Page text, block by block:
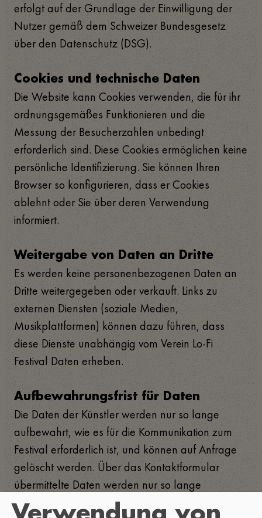
erfolgt auf der Grundlage der Einwilligung der
Nutzer gemäß dem Schweizer Bundesgesetz
über den Datenschutz (DSG).
Cookies und technische Daten
Die Website kann Cookies verwenden, die für ihr
ordnungsgemäßes Funktionieren und die
Messung der Besucherzahlen unbedingt
erforderlich sind. Diese Cookies ermöglichen keine
persönliche Identifizierung. Sie können Ihren
Browser so konfigurieren, dass er Cookies
ablehnt oder Sie über deren Verwendung
informiert.
Weitergabe von Daten an Dritte
Es werden keine personenbezogenen Daten an
Dritte weitergegeben oder verkauft. Links zu
externen Diensten (soziale Medien,
Musikplattformen) können dazu führen, dass
diese Dienste unabhängig vom Verein Lo-Fi
Festival Daten erheben.
Aufbewahrungsfrist für Daten
Die Daten der Künstler werden nur so lange
aufbewahrt, wie es für die Kommunikation zum
Festival erforderlich ist, und können auf Anfrage
gelöscht werden. Über das Kontaktformular
übermittelte Daten werden nur so lange
gespeichert, wie es für die Beantwortung von